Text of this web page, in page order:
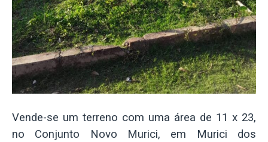
Vende-se um terreno com uma área de 11 x 23,
no Conjunto Novo Murici, em Murici dos